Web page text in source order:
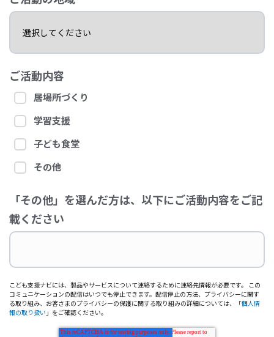
ご活動内容
居場所づくり
学習支援
子ども食堂
その他
「その他」を選んだ方は、以下にご活動内容をご記
載ください
こども支援ナビには、製品やサービスについて連絡するために連絡先情報が必要です。 この
コミュニケーションの配信はいつでも停止できます。配信停止の方法、プライバシーに関す
る取り組み、お客さまのプライバシーの保護に関する取り組みの詳細については、「個人情
報の取り扱い 」をご確認ください。